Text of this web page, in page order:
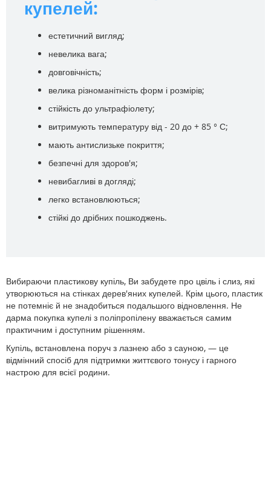
купелей:
естетичний вигляд;
невелика вага;
довговічність;
велика різноманітність форм і розмірів;
стійкість до ультрафіолету;
витримують температуру від - 20 до + 85 ° С;
мають антислизьке покриття;
безпечні для здоров'я;
невибагливі в догляді;
легко встановлюються;
стійкі до дрібних пошкоджень.
Вибираючи пластикову купіль, Ви забудете про цвіль і слиз, які
утворюються на стінках дерев'яних купелей. Крім цього, пластик
не потемніє й не знадобиться подальшого відновлення. Не
дарма покупка купелі з поліпропілену вважається самим
практичним і доступним рішенням.
Купіль, встановлена ​​поруч з лазнею або з сауною, — це
відмінний спосіб для підтримки життєвого тонусу і гарного
настрою для всієї родини.